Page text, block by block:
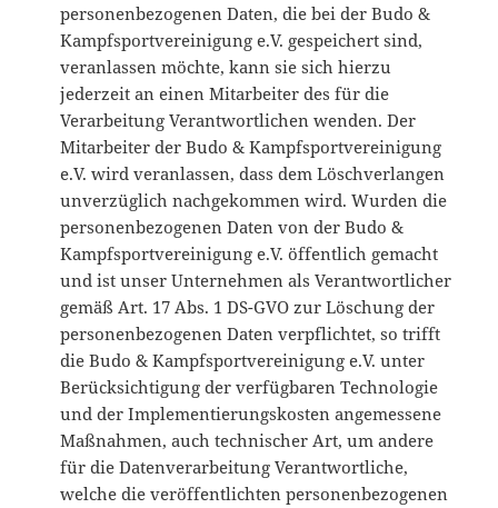
personenbezogenen Daten, die bei der Budo &
Kampfsportvereinigung e.V. gespeichert sind,
veranlassen möchte, kann sie sich hierzu
jederzeit an einen Mitarbeiter des für die
Verarbeitung Verantwortlichen wenden. Der
Mitarbeiter der Budo & Kampfsportvereinigung
e.V. wird veranlassen, dass dem Löschverlangen
unverzüglich nachgekommen wird. Wurden die
personenbezogenen Daten von der Budo &
Kampfsportvereinigung e.V. öffentlich gemacht
und ist unser Unternehmen als Verantwortlicher
gemäß Art. 17 Abs. 1 DS-GVO zur Löschung der
personenbezogenen Daten verpflichtet, so trifft
die Budo & Kampfsportvereinigung e.V. unter
Berücksichtigung der verfügbaren Technologie
und der Implementierungskosten angemessene
Maßnahmen, auch technischer Art, um andere
für die Datenverarbeitung Verantwortliche,
welche die veröffentlichten personenbezogenen